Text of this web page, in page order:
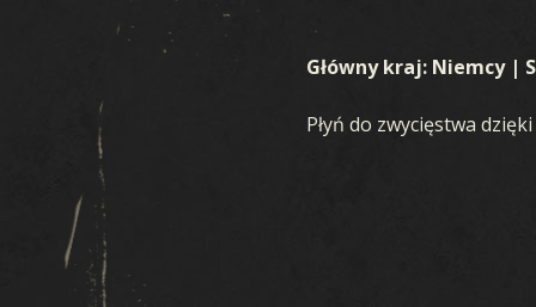
Główny kraj: Niemcy |
Płyń do zwycięstwa